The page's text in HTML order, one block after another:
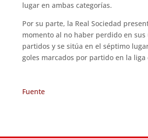
lugar en ambas categorías.
Por su parte, la Real Sociedad
momento al no haber perdido en sus
partidos y se sitúa en el séptimo
goles marcados por partido en la liga
Fuente